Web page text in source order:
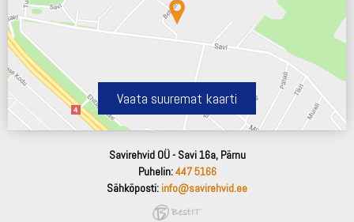
Vaata suuremat kaarti
Savirehvid OÜ - Savi 16a, Pärnu
Puhelin:447 5166
Sähköposti: info@savirehvid.ee